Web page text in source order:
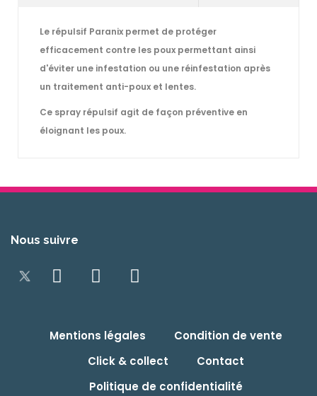
Le répulsif Paranix permet de protéger
efficacement contre les poux permettant ainsi
d'éviter une infestation ou une réinfestation après
un traitement anti-poux et lentes.
Ce spray répulsif agit de façon préventive en
éloignant les poux.
Nous suivre
Mentions légales
Condition de vente
Click & collect
Contact
Politique de confidentialité